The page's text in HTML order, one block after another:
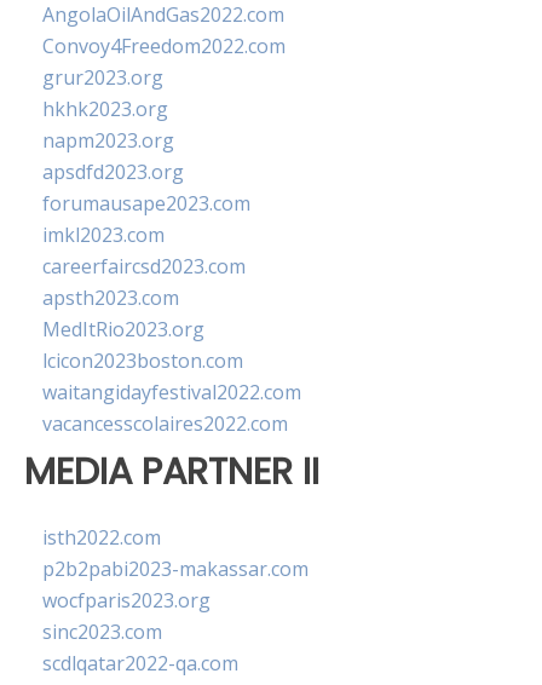
AngolaOilAndGas2022.com
Convoy4Freedom2022.com
grur2023.org
hkhk2023.org
napm2023.org
apsdfd2023.org
forumausape2023.com
imkl2023.com
careerfaircsd2023.com
apsth2023.com
MedItRio2023.org
lcicon2023boston.com
waitangidayfestival2022.com
vacancesscolaires2022.com
MEDIA PARTNER II
isth2022.com
p2b2pabi2023-makassar.com
wocfparis2023.org
sinc2023.com
scdlqatar2022-qa.com